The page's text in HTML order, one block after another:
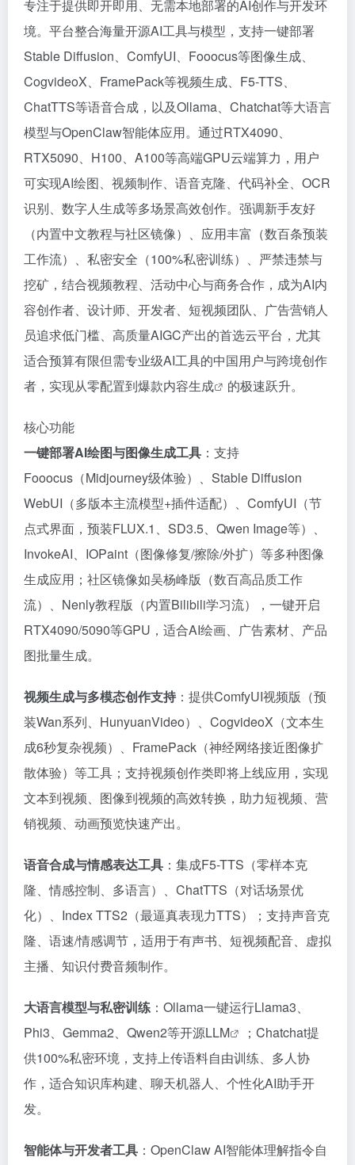
专注于提供即开即用、无需本地部署的AI创作与开发环
境。平台整合海量开源AI工具与模型，支持一键部署
Stable Diffusion、ComfyUI、Fooocus等图像生成、
CogvideoX、FramePack等视频生成、F5-TTS、
ChatTTS等语音合成，以及Ollama、Chatchat等大语言
模型与OpenClaw智能体应用。通过RTX4090、
RTX5090、H100、A100等高端GPU云端算力，用户
可实现AI绘图、视频制作、语音克隆、代码补全、OCR
识别、数字人生成等多场景高效创作。强调新手友好
（内置中文教程与社区镜像）、应用丰富（数百条预装
工作流）、私密安全（100%私密训练）、严禁违禁与
挖矿，结合视频教程、活动中心与商务合作，成为AI内
容创作者、设计师、开发者、短视频团队、广告营销人
员追求低门槛、高质量AIGC产出的首选云平台，尤其
适合预算有限但需专业级AI工具的中国用户与跨境创作
者，实现从零配置到爆款内容生成 的极速跃升。
核心功能
一键部署AI绘图与图像生成工具 ：支持
Fooocus（Midjourney级体验）、Stable Diffusion
WebUI（多版本主流模型+插件适配）、ComfyUI（节
点式界面，预装FLUX.1、SD3.5、Qwen Image等）、
InvokeAI、IOPaint（图像修复/擦除/外扩）等多种图像
生成应用；社区镜像如吴杨峰版（数百高品质工作
流）、Nenly教程版（内置Bilibili学习流），一键开启
RTX4090/5090等GPU，适合AI绘画、广告素材、产品
图批量生成。
视频生成与多模态创作支持 ：提供ComfyUI视频版（预
装Wan系列、HunyuanVideo）、CogvideoX（文本生
成6秒复杂视频）、FramePack（神经网络接近图像扩
散体验）等工具；支持视频创作类即将上线应用，实现
文本到视频、图像到视频的高效转换，助力短视频、营
销视频、动画预览快速产出。
语音合成与情感表达工具 ：集成F5-TTS（零样本克
隆、情感控制、多语言）、ChatTTS（对话场景优
化）、Index TTS2（最逼真表现力TTS）；支持声音克
隆、语速/情感调节，适用于有声书、短视频配音、虚拟
主播、知识付费音频制作。
大语言模型与私密训练 ：Ollama一键运行Llama3、
Phi3、Gemma2、Qwen2等开源LLM
；Chatchat提
供100%私密环境，支持上传语料自由训练、多人协
作，适合知识库构建、聊天机器人、个性化AI助手开
发。
智能体与开发者工具 ：OpenClaw AI智能体理解指令自